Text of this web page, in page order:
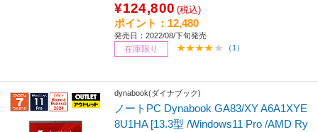
¥124,800 (税込)
ポイント：12,480
発売日：2022/08/下旬発売
在庫限り （1）
dynabook(ダイナブック)
ノートPC Dynabook GA83/XY A6A1XYE
8U1HA [13.3型 /Windows11 Pro /AMD Ry